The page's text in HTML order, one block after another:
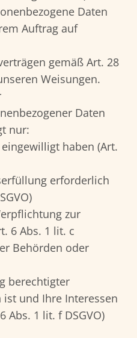
Daten
Auftrag auf
gemäß Art. 28
Weisungen.
Daten
nur:
haben (Art.
erforderlich
zur
6 Abs. 1 lit. c
Behörden oder
berechtigter
und Ihre Interessen
Abs. 1 lit. f DSGVO)